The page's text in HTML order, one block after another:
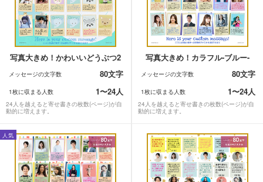
写真大きめ！かわいいどうぶつ2
メッセージの文字数 80文字
1枚に収まる人数 1〜24人
24人を越えると寄せ書きの枚数(ページ)が自
動的に増えます。
写真大きめ！カラフル-ブルー-
メッセージの文字数 80文字
1枚に収まる人数 1〜24人
24人を越えると寄せ書きの枚数(ページ)が自
動的に増えます。
人気